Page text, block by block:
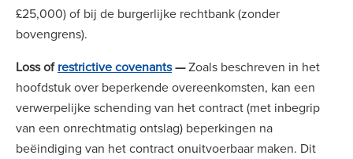
£25,000) of bij de burgerlijke rechtbank (zonder
bovengrens).
Loss ofrestrictive covenants—Zoals beschreven in het
hoofdstuk over beperkende overeenkomsten, kan een
verwerpelijke schending van het contract (met inbegrip
van een onrechtmatig ontslag) beperkingen na
beëindiging van het contract onuitvoerbaar maken. Dit